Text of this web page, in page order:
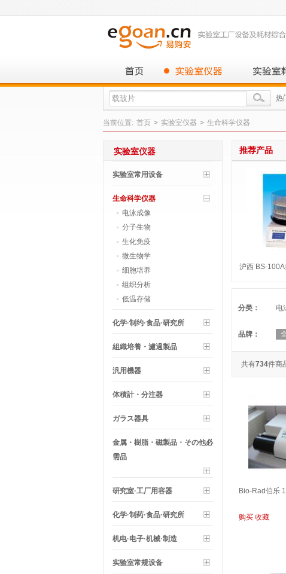
热
当前位置: 首页 > 实验室仪器 > 生命科学仪器
推荐产品
沪西 BS-
分类： 电
品牌：
共有734件商
Bio-Rad伯乐
购买 收藏
实验室仪器
实验室常用设备
生命科学仪器
电泳成像
分子生物
生化免疫
微生物学
细胞培养
组织分析
低温存储
化学·制约·食品·研究所
組織培養・濾過製品
汎用機器
体積計・分注器
ガラス器具
金属・樹脂・磁製品・その他必
需品
研究室·工厂用容器
化学·制药·食品·研究所
机电·电子·机械·制造
实验室常规设备